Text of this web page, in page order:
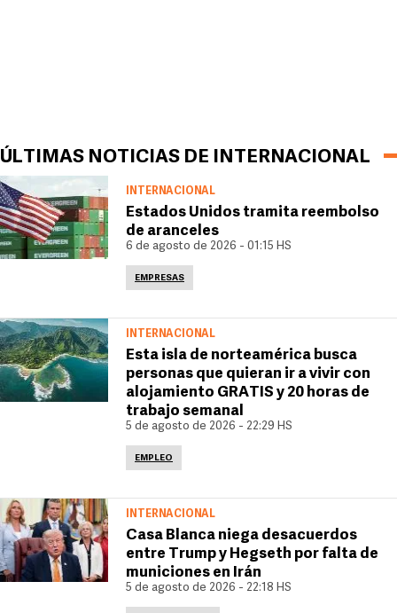
ÚLTIMAS NOTICIAS DE INTERNACIONAL
INTERNACIONAL
Estados Unidos tramita reembolso
de aranceles
6 de agosto de 2026 - 01:15 HS
EMPRESAS
INTERNACIONAL
Esta isla de norteamérica busca
personas que quieran ir a vivir con
alojamiento GRATIS y 20 horas de
trabajo semanal
5 de agosto de 2026 - 22:29 HS
EMPLEO
INTERNACIONAL
Casa Blanca niega desacuerdos
entre Trump y Hegseth por falta de
municiones en Irán
5 de agosto de 2026 - 22:18 HS